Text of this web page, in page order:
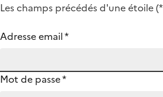
Les champs précédés d'une étoile (*
Adresse email*
Mot de passe*